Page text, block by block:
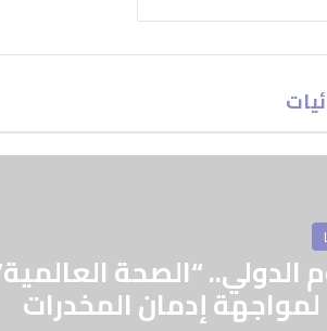
الدولي.. “الصحة
إدمان المخدرات